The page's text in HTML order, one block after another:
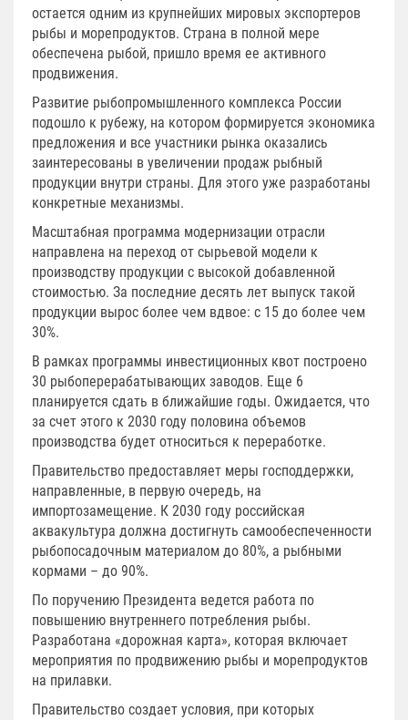
остается одним из крупнейших мировых экспортеров
рыбы и морепродуктов. Страна в полной мере
обеспечена рыбой, пришло время ее активного
продвижения.
Развитие рыбопромышленного комплекса России
подошло к рубежу, на котором формируется экономика
предложения и все участники рынка оказались
заинтересованы в увеличении продаж рыбный
продукции внутри страны. Для этого уже разработаны
конкретные механизмы.
Масштабная программа модернизации отрасли
направлена на переход от сырьевой модели к
производству продукции с высокой добавленной
стоимостью. За последние десять лет выпуск такой
продукции вырос более чем вдвое: с 15 до более чем
30%.
В рамках программы инвестиционных квот построено
30 рыбоперерабатывающих заводов. Еще 6
планируется сдать в ближайшие годы. Ожидается, что
за счет этого к 2030 году половина объемов
производства будет относиться к переработке.
Правительство предоставляет меры господдержки,
направленные, в первую очередь, на
импортозамещение. К 2030 году российская
аквакультура должна достигнуть самообеспеченности
рыбопосадочным материалом до 80%, а рыбными
кормами – до 90%.
По поручению Президента ведется работа по
повышению внутреннего потребления рыбы.
Разработана «дорожная карта», которая включает
мероприятия по продвижению рыбы и морепродуктов
на прилавки.
Правительство создает условия, при которых